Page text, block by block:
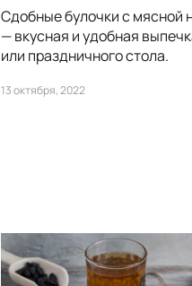
Сдобные булочки с мясной
— вкусная и удобная
или праздничного стола.
13 октября, 2022